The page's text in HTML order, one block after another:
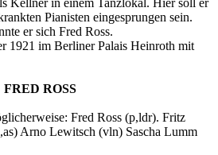
Kellner in einem Tanzlokal. Hier soll er
Pianisten eingesprungen sein.
er sich Fred Ross.
1921 im Berliner Palais Heinroth mit
FRED ROSS
Fred Ross (p,ldr). Fritz
Arno Lewitsch (vln) Sascha Lumm